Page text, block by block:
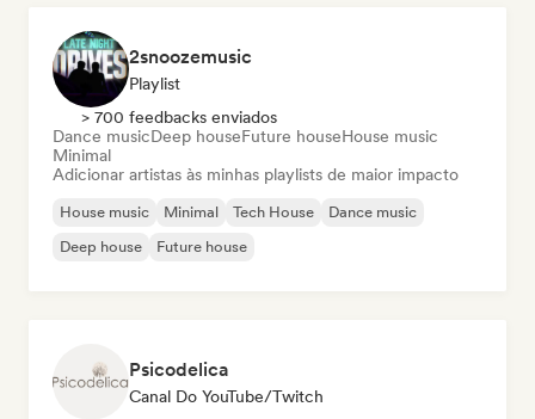
2snoozemusic
Playlist
> 700 feedbacks enviados
Dance musicDeep houseFuture houseHouse music
Minimal
Adicionar artistas às minhas playlists de maior impacto
House music Minimal Tech House
Dance music
Deep house
Future house
Psicodelica
Canal Do YouTube/Twitch